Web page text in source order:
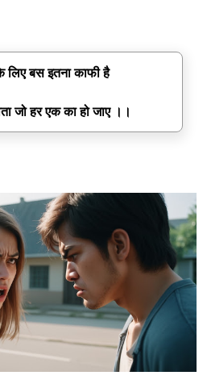
बस इतना काफी है
जो हर एक का हो जाए ।।